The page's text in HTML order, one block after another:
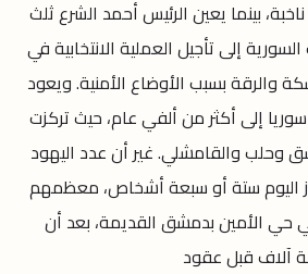
بينما يعين الرئيس أحمد الشرع ثلث
إلى تأجيل العملية الانتخابية في
والرقة بسبب الأوضاع الأمنية. ويعود
إلى أكثر من ألفي عام، حيث تركزت
وحلب والقامشلي. غير أن عدد اليهود
اليوم ستة أو سبعة أشخاص، معظمهم
حي الأمين بدمشق القديمة، بعد أن
آلاف قبل عقود